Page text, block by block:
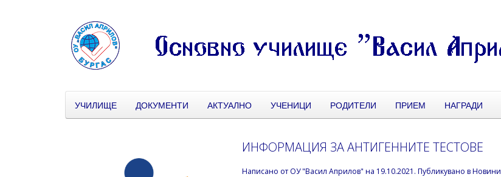
УЧИЛИЩЕ ДОКУМЕНТИ АКТУАЛНО УЧЕНИЦИ РОДИТЕЛИ ПРИЕМ НАГРАДИ
ИНФОРМАЦИЯ ЗА АНТИГЕННИТЕ ТЕСТОВЕ
Написано от ОУ "Васил Априлов" на 19.10.2021 . Публикувано вНовини